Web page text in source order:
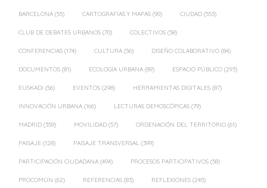
BARCELONA (55) CARTOGRAFÍAS Y MAPAS (90) CIUDAD (553)
CLUB DE DEBATES URBANOS (70) COLECTIVOS (58)
CONFERENCIAS (174) CULTURA (56) DISEÑO COLABORATIVO (84)
DOCUMENTOS (81) ECOLOGÍA URBANA (89) ESPACIO PÚBLICO (293)
EUSKADI (56) EVENTOS (298) HERRAMIENTAS DIGITALES (87)
INNOVACIÓN URBANA (166) LECTURAS DEMOSCÓPICAS (79)
MADRID (359) MOVILIDAD (57) ORDENACIÓN DEL TERRITORIO (61)
PAISAJE (128) PAISAJE TRANSVERSAL (399)
PARTICIPACIÓN CIUDADANA (494) PROCESOS PARTICIPATIVOS (58)
PROCOMÚN (62) REFERENCIAS (83) REFLEXIONES (245)